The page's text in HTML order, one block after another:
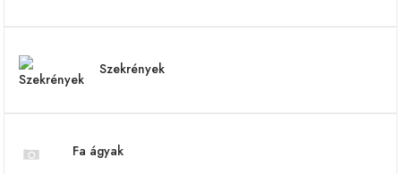
Szekrények
Fa ágyak